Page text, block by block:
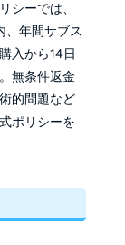
シーでは、
、年間サブス
入から14日
無条件返金
的問題など
ポリシーを